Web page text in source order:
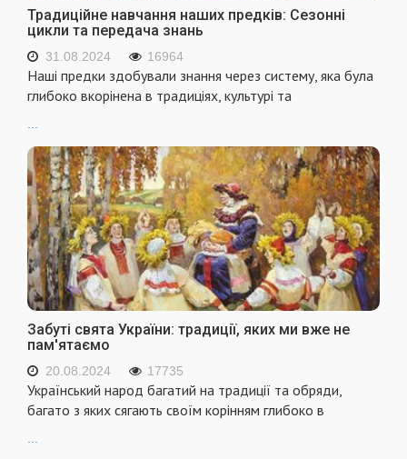
Традиційне навчання наших предків: Сезонні
цикли та передача знань
31.08.2024 16964
Наші предки здобували знання через систему, яка була
глибоко вкорінена в традиціях, культурі та
...
Забуті свята України: традиції, яких ми вже не
пам'ятаємо
20.08.2024 17735
Український народ багатий на традиції та обряди,
багато з яких сягають своїм корінням глибоко в